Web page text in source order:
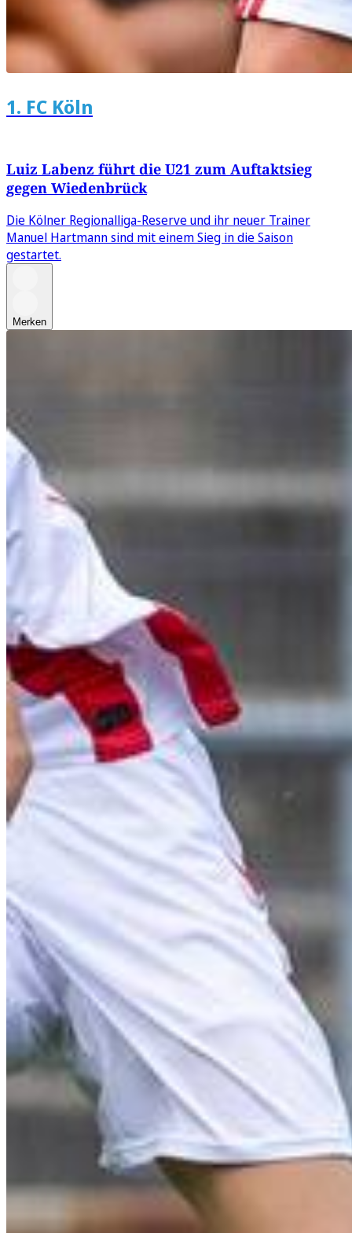
1. FC Köln
Luiz Labenz führt die U21 zum Auftaktsieg
gegen Wiedenbrück
Die Kölner Regionalliga-Reserve und ihr neuer Trainer
Manuel Hartmann sind mit einem Sieg in die Saison
gestartet.
Merken